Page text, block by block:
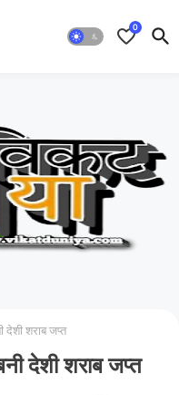
0
देशी शराब जप्त
देशी शराब जप्त